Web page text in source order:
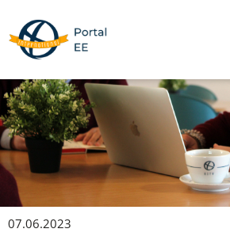
content
07.06.2023